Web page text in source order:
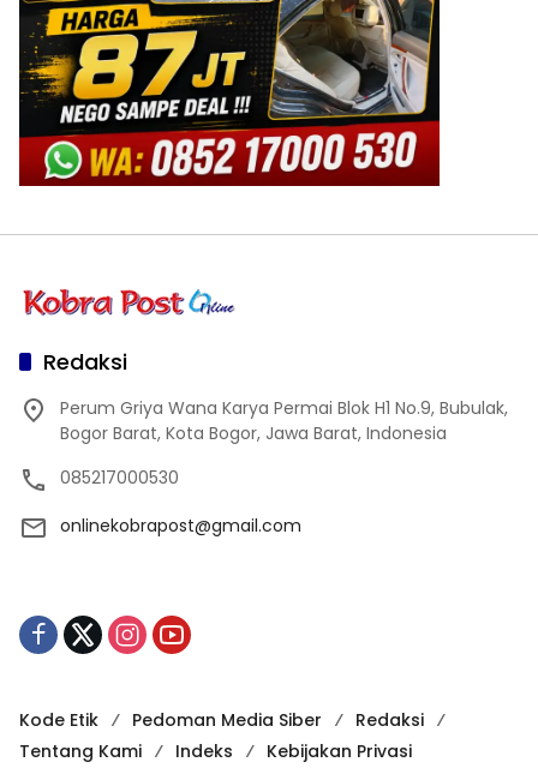
Redaksi
Perum Griya Wana Karya Permai Blok H1 No.9, Bubulak,
Bogor Barat, Kota Bogor, Jawa Barat, Indonesia
085217000530
onlinekobrapost@gmail.com
Kode Etik Pedoman Media Siber
Redaksi
Tentang Kami
Indeks Kebijakan Privasi